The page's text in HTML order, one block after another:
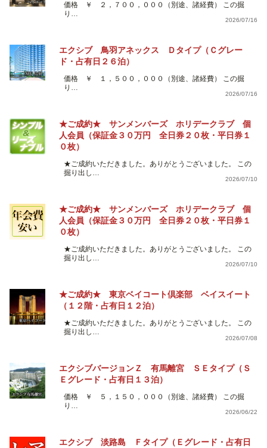
価格 ￥ ２，７００，０００（別途、諸経費） この掘
り…
2026/07/16
エクシブ 鳥羽アネックス Ｄタイプ（Ｃグレー
ド・占有日２６泊）
価格 ￥ １，５００，０００（別途、諸経費） この掘
り…
2026/07/16
★ご成約★ サンメンバーズ ホリデークラブ 個
人会員（保証金３０万円 全日券２０枚・平日券１
０枚）
★ご成約いただきました。ありがとうございました。 この
掘り出し…
2026/07/10
★ご成約★ サンメンバーズ ホリデークラブ 個
人会員（保証金３０万円 全日券２０枚・平日券１
０枚）
★ご成約いただきました。ありがとうございました。 この
掘り出し…
2026/07/10
★ご成約★ 東京ベイコート倶楽部 ベイスイート
（１２階・占有日１２泊）
★ご成約いただきました。ありがとうございました。 この
掘り出し…
2026/07/08
エクシブバージョンＺ 有馬離宮 ＳＥタイプ（Ｓ
Ｅグレード・占有日１３泊）
価格 ￥ ５，１５０，０００（別途、諸経費） この掘
り…
2026/06/22
エクシブ 淡路島 Ｆタイプ（Ｅグレード・占有日